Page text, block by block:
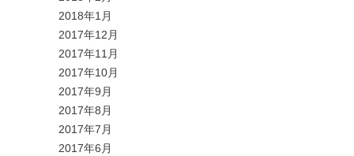
2018年1月
2017年12月
2017年11月
2017年10月
2017年9月
2017年8月
2017年7月
2017年6月